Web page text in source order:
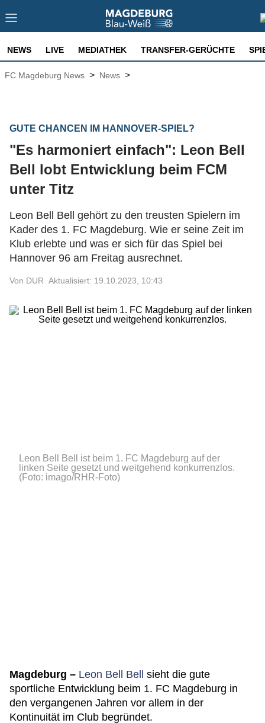
NEWS LIVE MEDIATHEK TRANSFER-GERÜCHTE
FC Magdeburg News > News >
GUTE CHANCEN IM HANNOVER-SPIEL?
"Es harmoniert einfach": Leon Bell
Bell lobt Entwicklung beim FCM
unter Titz
Leon Bell Bell gehört zu den treusten Spielern im
Kader des 1. FC Magdeburg. Wie er seine Zeit im
Klub erlebte und was er sich für das Spiel bei
Hannover 96 am Freitag ausrechnet.
Von DUR Aktualisiert: 19.10.2023, 10:43
Leon Bell Bell ist beim 1. FC Magdeburg auf der
linken Seite gesetzt und weitgehend konkurrenzlos.
(Foto: imago/RHR-Foto)
Magdeburg – Leon Bell Bell
sieht die gute
sportliche Entwicklung beim 1. FC Magdeburg in
den vergangenen Jahren vor allem in der
Kontinuität im Club begründet.